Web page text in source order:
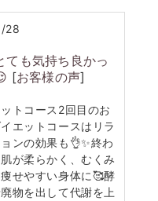
28
ても気持ち良かっ
[お客様の声]
ットコース2回目のお
エットコースはリラ
ンの効果も👌✨終わ
が柔らかく、むくみ
せやすい身体に🥰酵
物を出して代謝を上